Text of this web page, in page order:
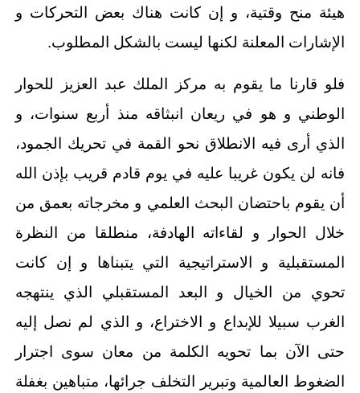
هيئة منح وقتية، و إن كانت هناك بعض التحركات و
الإشارات المعلنة لكنها ليست بالشكل المطلوب.
فلو قارنا ما يقوم به مركز الملك عبد العزيز للحوار
الوطني و هو في ريعان انبثاقه منذ أربع سنوات، و
الذي أرى فيه الانطلاق نحو القمة في تحريك الجمود،
فانه لن يكون غريبا عليه في يوم قادم قريب بإذن الله
أن يقوم باحتضان البحث العلمي و مخرجاته بعمق من
خلال الحوار و لقاءاته الهادفة، منطلقا من النظرة
المستقبلية و الاستراتيجية التي يتبناها و إن كانت
تحوي من الخيال و البعد المستقبلي الذي ينتهجه
الغرب سبيلا للإبداع و الاختراع، و الذي لم نصل إليه
حتى الآن بما تحويه الكلمة من معان سوى اجترار
الضغوط العالمية وتبرير التخلف جرائها، متباهين بغفلة